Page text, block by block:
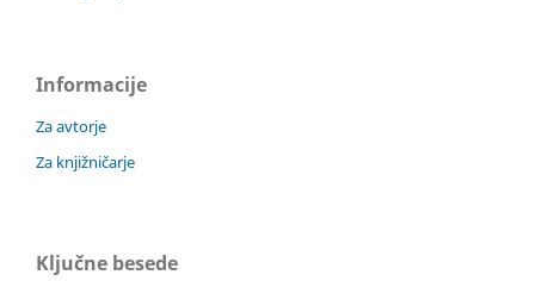
Informacije
Za avtorje
Za knjižničarje
Ključne besede